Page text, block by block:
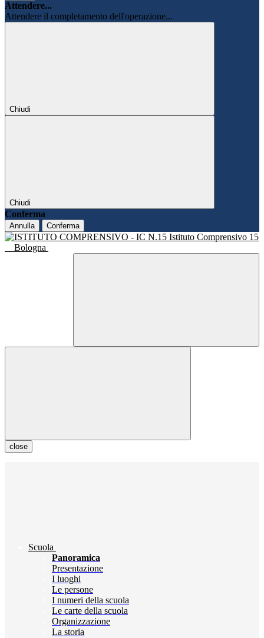
Attendere...
Attendere il completamento dell'operazione...
Chiudi
Chiudi
Conferma
Annulla Conferma
Istituto Comprensivo 15
Bologna
close
Scuola
Panoramica
Presentazione
I luoghi
Le persone
I numeri della scuola
Le carte della scuola
Organizzazione
La storia